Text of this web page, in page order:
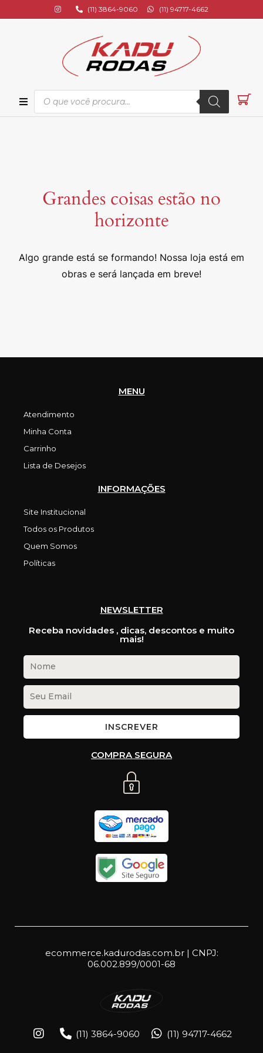
(11) 3864-9060 (11) 94717-4662
Grandes coisas estão no
horizonte
Algo grande está se formando! Nossa loja está em
obras e será lançada em breve!
MENU
Atendimento
Minha Conta
Carrinho
Lista de Desejos
INFORMAÇÕES
Site Institucional
Todos os Produtos
Quem Somos
Políticas
NEWSLETTER
Receba novidades , dicas, descontos e muito
mais!
INSCREVER
COMPRA SEGURA
ecommerce.kadurodas.com.br | CNPJ:
06.002.899/0001-68
(11) 3864-9060 (11) 94717-4662